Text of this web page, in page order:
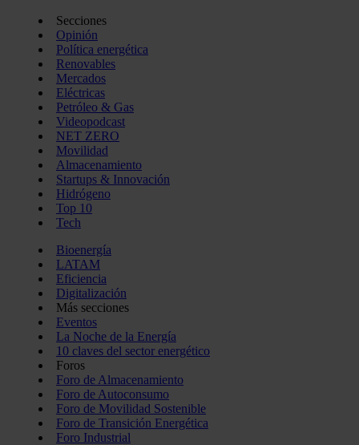
Secciones
Opinión
Política energética
Renovables
Mercados
Eléctricas
Petróleo & Gas
Videopodcast
NET ZERO
Movilidad
Almacenamiento
Startups & Innovación
Hidrógeno
Top 10
Tech
Bioenergía
LATAM
Eficiencia
Digitalización
Más secciones
Eventos
La Noche de la Energía
10 claves del sector energético
Foros
Foro de Almacenamiento
Foro de Autoconsumo
Foro de Movilidad Sostenible
Foro de Transición Energética
Foro Industrial